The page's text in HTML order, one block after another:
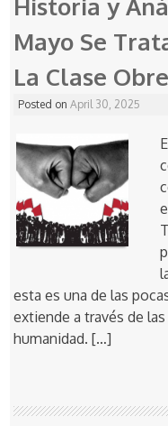
Mayo Se
La Clase
Posted onApril 30, 2025
esta es una de las
extiende a través de
humanidad. […]